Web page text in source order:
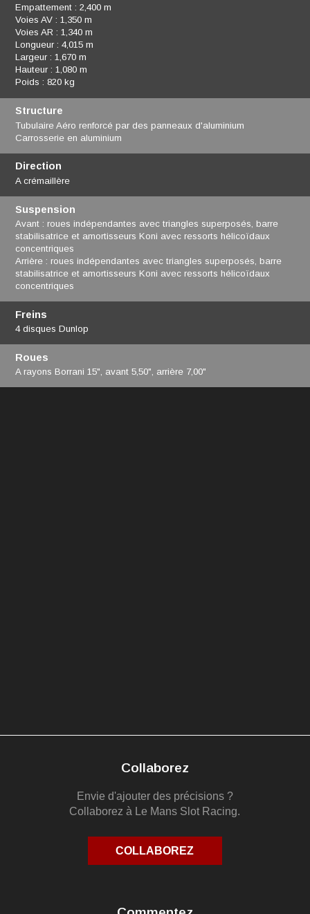
Empattement : 2,400 m
Voies AV : 1,350 m
Voies AR : 1,340 m
Longueur : 4,015 m
Largeur : 1,670 m
Hauteur : 1,080 m
Poids : 820 kg
Structure
Tubulaire Aéro renforcé par des panneaux d'aluminium
Carrosserie en aluminium
Direction
A crémaillère
Suspension
Avant : roues indépendantes avec triangles superposés, barre
stabilisatrice et amortisseurs Koni avec ressorts hélicoïdaux
concentriques
Arrière : roues indépendantes avec triangles superposés, barre
stabilisatrice et amortisseurs Koni avec ressorts hélicoïdaux
concentriques
Freins
4 disques Dunlop
Roues
A rayons Borrani 15", avant 5,50", arrière 7,00"
Collaborez
Envie d'ajouter des précisions ?
Collaborez à Le Mans Slot Racing.
COLLABOREZ